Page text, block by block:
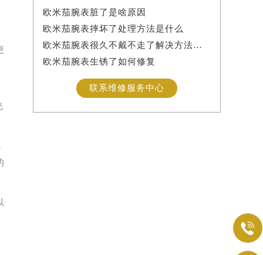
欧米茄腕表脏了是啥原因
欧米茄腕表摔坏了处理方法是什么
欧米茄腕表很久不戴不走了解决方法是什么
欧米茄腕表生锈了如何修复
联系维修服务中心
